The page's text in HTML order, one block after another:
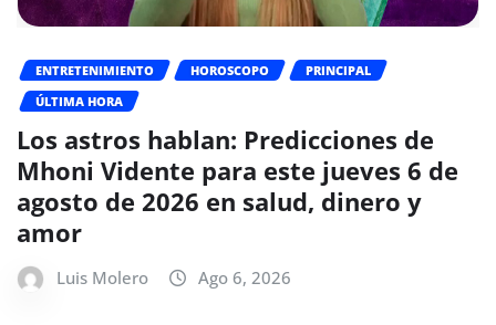
ENTRETENIMIENTO HOROSCOPO
PRINCIPAL
ÚLTIMA HORA
Los astros hablan: Predicciones de
Mhoni Vidente para este jueves 6 de
agosto de 2026 en salud, dinero y
amor
Luis Molero Ago 6, 2026